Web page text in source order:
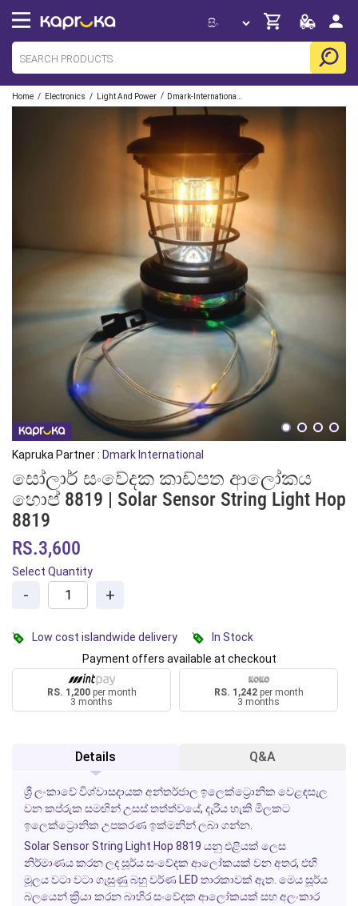
Home / Electronics / Light And Power /
Kapruka Partner : Dmark International
සෝලාර් සංවේදක කාඩ්පත ආලෝකය
හොප් 8819 | Solar Sensor String Light Hop
8819
RS.3,600
Select Quantity
- +
Low cost islandwide delivery
In Stock
Payment offers available at checkout
RS. 1,200per month
3 months
RS. 1,242per month
3 months
Details Q&A
ශ්‍රී ලංකාවේ විශ්වාසදායක අන්තර්ජාල ඉලෙක්ට්‍රොනික වෙළඳසැල
වන කප්රුක සමඟින් උසස් තත්ත්වයේ, දැරිය හැකි මිලකට
ඉලෙක්ට්‍රොනික උපකරණ ඉක්මනින් ලබා ගන්න.
Solar Sensor String Light Hop 8819 යනු එළියක් ලෙස
නිර්මාණය කරන ලද සූර්ය සංවේදක ආලෝකයක් වන අතර, එහි
මූලය වටා වටා ගැසුණු බහු වර්ණ LED තාරකාවක් ඇත. මෙය සූර්ය
බලයෙන් ක්‍රියා කරන බාහිර සංවේදක ආලෝකයක් සහ අලංකාර